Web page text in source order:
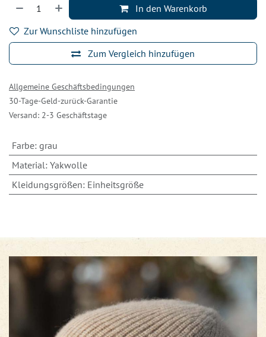
In den Warenkorb
Zum Vergleich hinzufügen
Zur Wunschliste hinzufügen
Allgemeine Geschäftsbedingungen
30-Tage-Geld-zurück-Garantie
Versand: 2-3 Geschäftstage
Farbe: grau
Material: Yakwolle
Kleidungsgrößen: Einheitsgröße